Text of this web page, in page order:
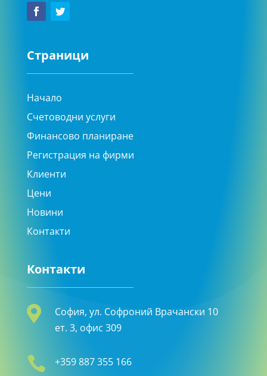
Страници
Начало
Счетоводни услуги
Финансово планиране
Регистрация на фирми
Клиенти
Цени
Новини
Контакти
Контакти

София, ул. Софроний Врачански 10
ет. 3, офис 309
 +359 887 355 166